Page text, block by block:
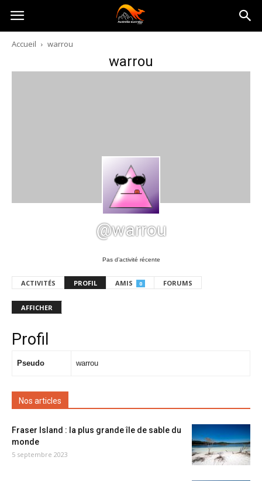
Australia-
australie.com
Accueil warrou
warrou
@warrou
Pas d’activité récente
ACTIVITÉS PROFIL AMIS 0 FORUMS
AFFICHER
Profil
Pseudo warrou
Nos articles
Fraser Island : la plus grande île de sable du
monde
5 septembre 2023